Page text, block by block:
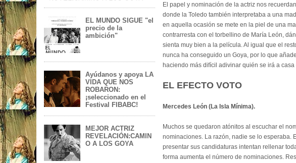
EL MUNDO SIGUE "el
precio de la
ambición"
Ayúdanos y apoya LA
VIDA QUE NOS
ROBARON:
¡seleccionado en el
Festival FIBABC!
MEJOR ACTRIZ
REVELACIÓN:CAMIN
O A LOS GOYA
El papel y nominación de la actriz nos
donde la Toledo también interpretaba a una
en aquella ocasión se mete en la piel de una
contrarresta con el torbellino de María León,
sienta muy bien a la película. Al igual que el
nunca ha conseguido un Goya, por lo que
haciendo más difícil adivinar quién se irá a
EL EFECTO VOTO
Mercedes León (La Isla Mínima).
Muchos se quedaron atónitos al escuchar el
nominaciones. La razón, nadie se lo esperaba.
presentar sus candidaturas intentan rellenar
forma aumenta el número de nominaciones.